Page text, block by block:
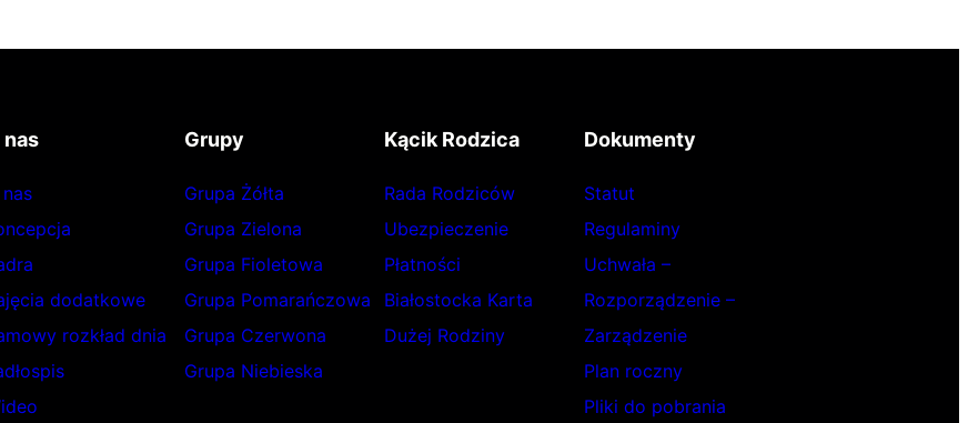
nas
nas
dodatkowe
rozkład dnia
Grupy
Grupa Żółta
Grupa Zielona
Grupa Fioletowa
Grupa Pomarańczowa
Grupa Czerwona
Grupa Niebieska
Kącik Rodzica
Rada Rodziców
Ubezpieczenie
Płatności
Białostocka Karta
Dużej Rodziny
Dokumenty
Statut
Regulaminy
Uchwała –
Rozporządzenie –
Zarządzenie
Plan roczny
Pliki do pobrania